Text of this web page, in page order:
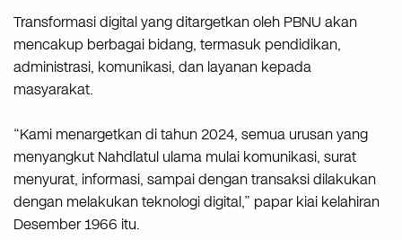
Transformasi digital yang ditargetkan oleh PBNU akan
mencakup berbagai bidang, termasuk pendidikan,
administrasi, komunikasi, dan layanan kepada
masyarakat.
“Kami menargetkan di tahun 2024, semua urusan yang
menyangkut Nahdlatul ulama mulai komunikasi, surat
menyurat, informasi, sampai dengan transaksi dilakukan
dengan melakukan teknologi digital,” papar kiai kelahiran
Desember 1966 itu.